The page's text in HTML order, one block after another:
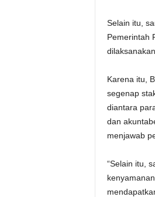
Selain itu,
Pemerintah
Karena itu,
segenap
diantara
dan
menjawab
“Selain itu,